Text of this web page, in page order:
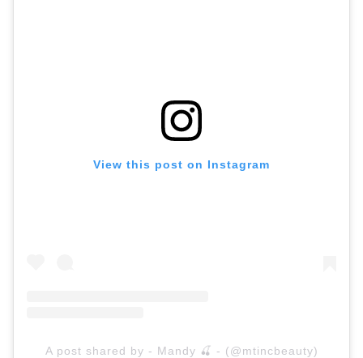
View this post on Instagram
A post shared by - Mandy 🍒 - (@mtincbeauty)